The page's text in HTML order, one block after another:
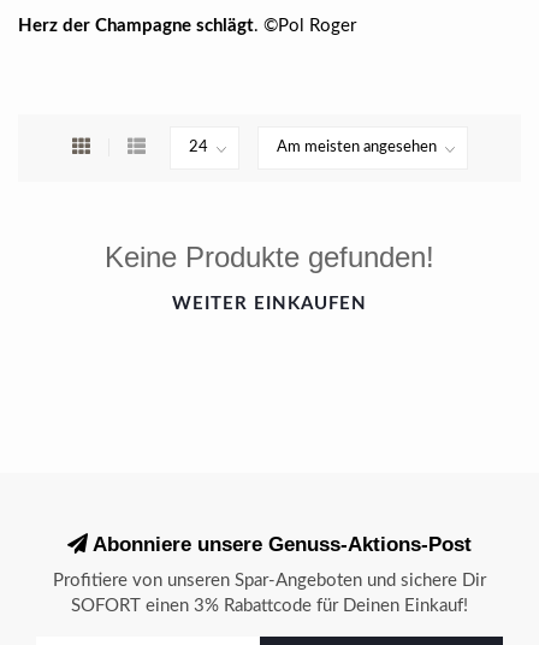
Herz der Champagne schlägt. ©Pol Roger
Keine Produkte gefunden!
WEITER EINKAUFEN
Abonniere unsere Genuss-Aktions-Post
Profitiere von unseren Spar-Angeboten und sichere Dir
SOFORT einen 3% Rabattcode für Deinen Einkauf!